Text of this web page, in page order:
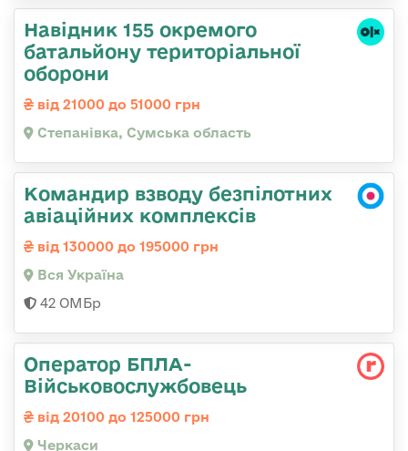
Навідник 155 окремого
батальйону територіальної
оборони
від 21000 до 51000 грн
Степанівка, Сумська область
Командир взводу безпілотних
авіаційних комплексів
від 130000 до 195000 грн
Вся Україна
42 ОМБр
Оператор БПЛА-
Військовослужбовець
від 20100 до 125000 грн
Черкаси